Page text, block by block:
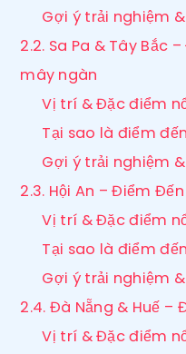
Gợi ý trải nghiệm
2.2. Sa Pa & Tây Bắc
mây ngàn
Vị trí & Đặc điểm
Tại sao là điểm
Gợi ý trải nghiệm
2.3. Hội An – Điểm
Vị trí & Đặc điểm
Tại sao là điểm
Gợi ý trải nghiệm
2.4. Đà Nẵng & Huế
Vị trí & Đặc điểm